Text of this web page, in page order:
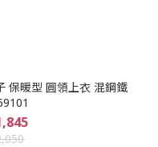
保暖型 圓領上衣 混鋼鐵